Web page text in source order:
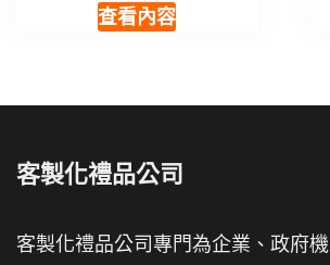
查看內容
客製化禮品公司
客製化禮品公司專門為企業、政府機